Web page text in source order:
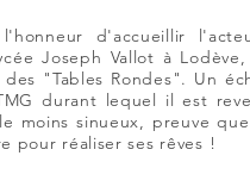
d'accueillir
Joseph Vallot à
"Tables Rondes". Un
durant lequel il est
moins sinueux, preuve
pour réaliser ses rêves !